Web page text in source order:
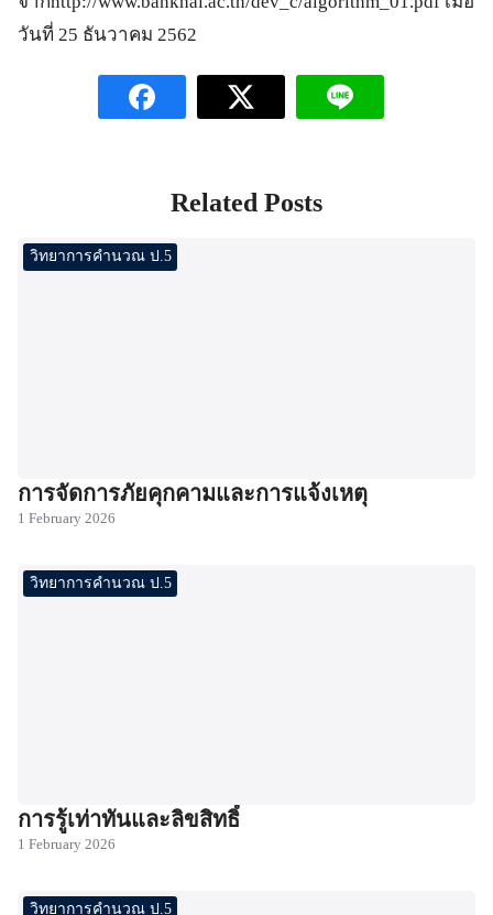
วันที่ 25 ธันวาคม 2562
Related Posts
วิทยาการคำนวณ ป.5
การจัดการภัยคุกคามและการแจ้งเหตุ
1 February 2026
วิทยาการคำนวณ ป.5
การรู้เท่าทันและลิขสิทธิ์
1 February 2026
วิทยาการคำนวณ ป.5